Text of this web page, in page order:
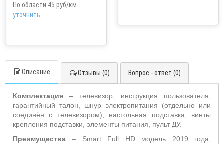
По области 45 руб/км
уточнить
Описание Отзывы (0) Вопрос - ответ (0)
Комплектация – телевизор, инструкция пользователя,
гарантийный талон, шнур электропитания (отдельно или
соединён с телевизором), настольная подставка, винты
крепления подставки, элементы питания, пульт ДУ.
Преимущества– Smart Full HD модель 2019 года,